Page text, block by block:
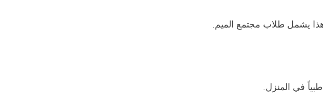
يشمل طلاب مجتمع الميم.
في المنزل.